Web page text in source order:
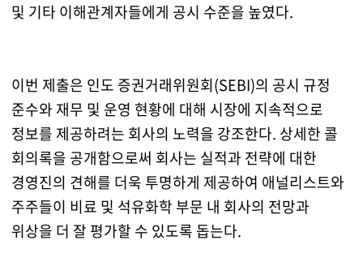
및 기타 이해관계자들에게 공시 수준을 높였다.
이번 제출은 인도 증권거래위원회(SEBI)의 공시 규정
준수와 재무 및 운영 현황에 대해 시장에 지속적으로
정보를 제공하려는 회사의 노력을 강조한다. 상세한 콜
회의록을 공개함으로써 회사는 실적과 전략에 대한
경영진의 견해를 더욱 투명하게 제공하여 애널리스트와
주주들이 비료 및 석유화학 부문 내 회사의 전망과
위상을 더 잘 평가할 수 있도록 돕는다.